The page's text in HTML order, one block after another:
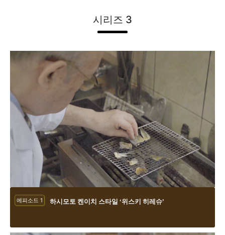
시리즈 3
에피소드 1 하시모토 켄이치 스타일 ‘위스키 히레슈’